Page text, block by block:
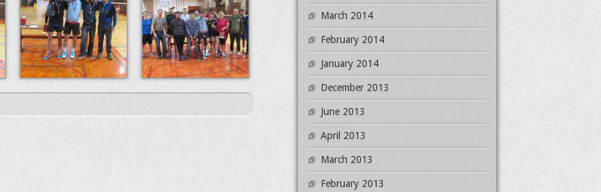
March 2014
February 2014
January 2014
December 2013
June 2013
April 2013
March 2013
February 2013